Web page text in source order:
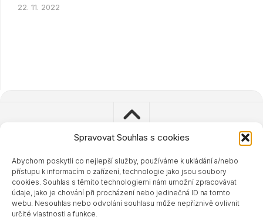
Spravovat Souhlas s cookies
Abychom poskytli co nejlepší služby, používáme k ukládání a/nebo
přístupu k informacím o zařízení, technologie jako jsou soubory
cookies. Souhlas s těmito technologiemi nám umožní zpracovávat
údaje, jako je chování při procházení nebo jedinečná ID na tomto
webu. Nesouhlas nebo odvolání souhlasu může nepříznivě ovlivnit
určité vlastnosti a funkce.
22. 11. 2022
© 2023 - 2024 Zdravisimo.cz
Powered byWordPress. Theme by Alx.